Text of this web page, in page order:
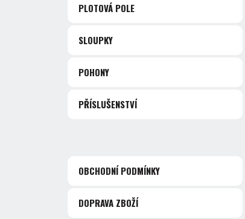
PLOTOVÁ POLE
SLOUPKY
POHONY
PŘÍSLUŠENSTVÍ
OBCHODNÍ PODMÍNKY
DOPRAVA ZBOŽÍ